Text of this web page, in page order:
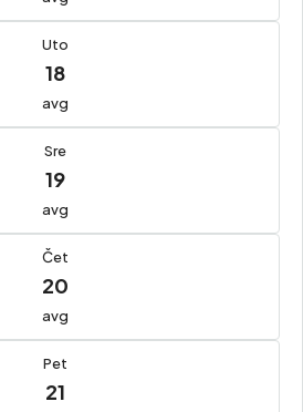
Uto
18
avg
Sre
19
avg
Čet
20
avg
Pet
21